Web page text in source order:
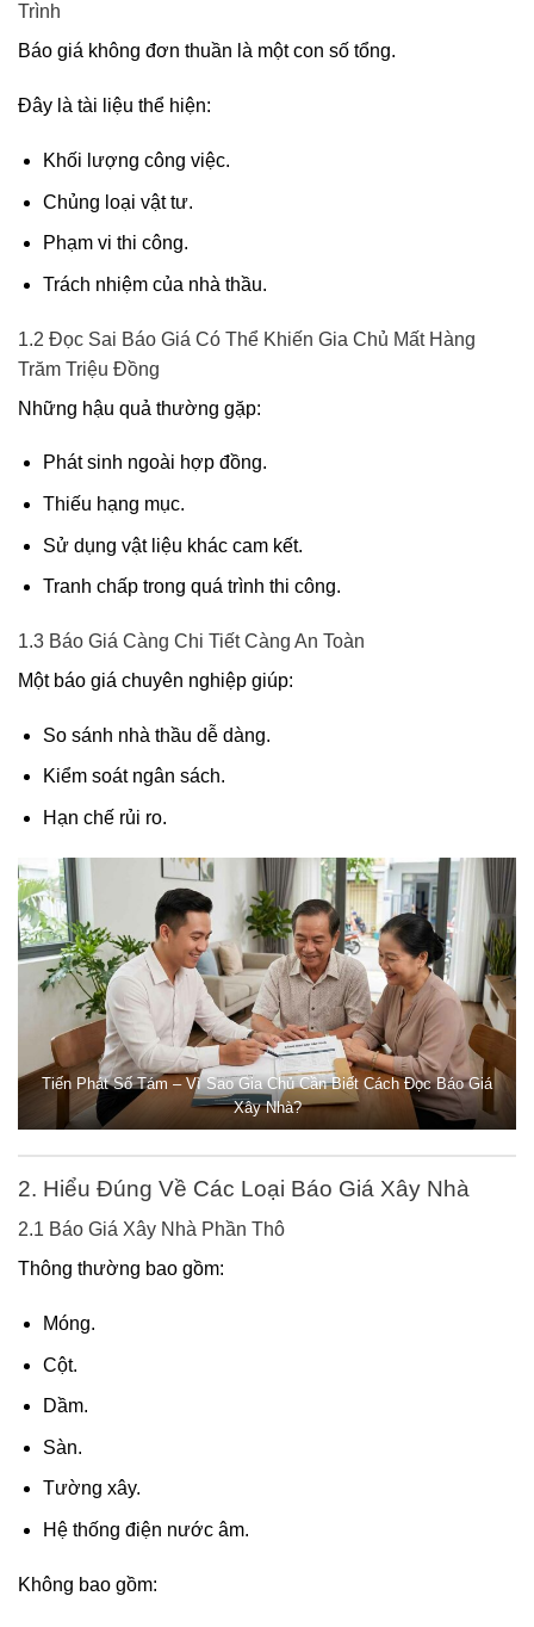
Trình
Báo giá không đơn thuần là một con số tổng.
Đây là tài liệu thể hiện:
Khối lượng công việc.
Chủng loại vật tư.
Phạm vi thi công.
Trách nhiệm của nhà thầu.
1.2 Đọc Sai Báo Giá Có Thể Khiến Gia Chủ Mất Hàng
Trăm Triệu Đồng
Những hậu quả thường gặp:
Phát sinh ngoài hợp đồng.
Thiếu hạng mục.
Sử dụng vật liệu khác cam kết.
Tranh chấp trong quá trình thi công.
1.3 Báo Giá Càng Chi Tiết Càng An Toàn
Một báo giá chuyên nghiệp giúp:
So sánh nhà thầu dễ dàng.
Kiểm soát ngân sách.
Hạn chế rủi ro.
Tiến Phát Số Tám – Vì Sao Gia Chủ Cần Biết Cách Đọc Báo Giá
Xây Nhà?
2. Hiểu Đúng Về Các Loại Báo Giá Xây Nhà
2.1 Báo Giá Xây Nhà Phần Thô
Thông thường bao gồm:
Móng.
Cột.
Dầm.
Sàn.
Tường xây.
Hệ thống điện nước âm.
Không bao gồm: